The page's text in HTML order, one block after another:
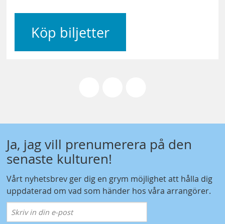
Köp biljetter
Ja, jag vill prenumerera på den
senaste kulturen!
Vårt nyhetsbrev ger dig en grym möjlighet att hålla dig
uppdaterad om vad som händer hos våra arrangörer.